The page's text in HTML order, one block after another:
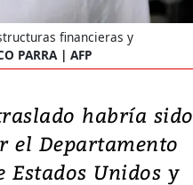
financieras y
PARRA | AFP
habría sido
el Departamento
Estados Unidos y
Japón, provocando una
de gran...